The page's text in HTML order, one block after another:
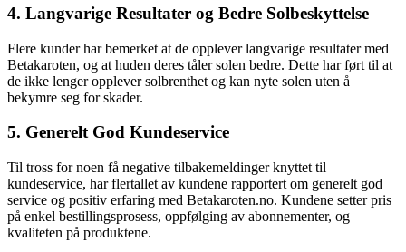
4. Langvarige Resultater og Bedre Solbeskyttelse
Flere kunder har bemerket at de opplever langvarige resultater med
Betakaroten, og at huden deres tåler solen bedre. Dette har ført til at
de ikke lenger opplever solbrenthet og kan nyte solen uten å
bekymre seg for skader.
5. Generelt God Kundeservice
Til tross for noen få negative tilbakemeldinger knyttet til
kundeservice, har flertallet av kundene rapportert om generelt god
service og positiv erfaring med Betakaroten.no. Kundene setter pris
på enkel bestillingsprosess, oppfølging av abonnementer, og
kvaliteten på produktene.